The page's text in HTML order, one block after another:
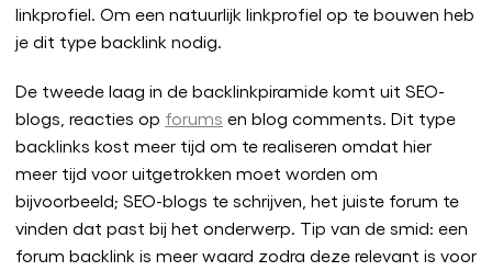
linkprofiel. Om een natuurlijk linkprofiel op te bouwen heb
je dit type backlink nodig.
De tweede laag in de backlinkpiramide komt uit SEO-
blogs, reacties op forums en blog comments. Dit type
backlinks kost meer tijd om te realiseren omdat hier
meer tijd voor uitgetrokken moet worden om
bijvoorbeeld; SEO-blogs te schrijven, het juiste forum te
vinden dat past bij het onderwerp. Tip van de smid: een
forum backlink is meer waard zodra deze relevant is voor